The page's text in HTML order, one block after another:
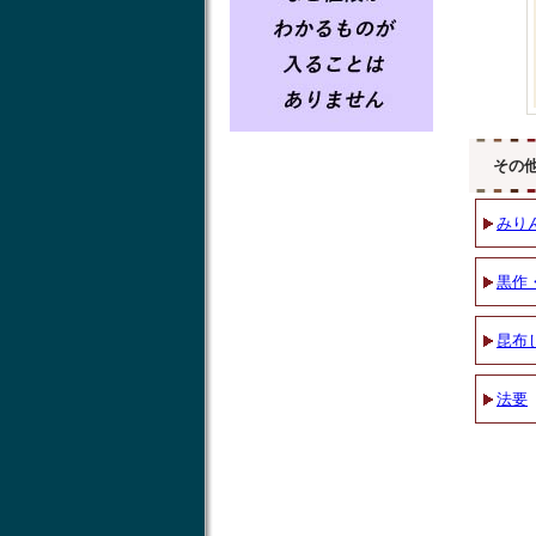
その
みり
黒作
昆布
法要